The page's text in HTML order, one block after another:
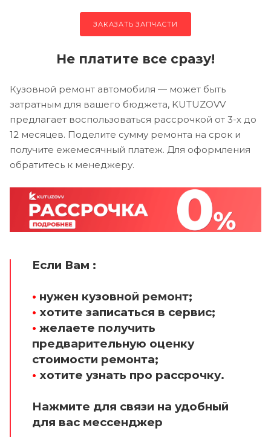
ЗАКАЗАТЬ ЗАПЧАСТИ
Не платите все сразу!
Кузовной ремонт автомобиля — может быть
затратным для вашего бюджета, KUTUZOVV
предлагает воспользоваться рассрочкой от 3-х до
12 месяцев. Поделите сумму ремонта на срок и
получите ежемесячный платеж. Для оформления
обратитесь к менеджеру.
Если Вам :
• нужен кузовной ремонт;
• хотите записаться в сервис;
• желаете получить
предварительную оценку
стоимости ремонта;
• хотите узнать про рассрочку.
Нажмите для связи на удобный
для вас мессенджер